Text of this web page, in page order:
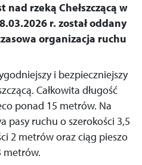
rzeką Chełszczącą w
r. został oddany
organizacja ruchu
i bezpieczniejszy
Całkowita długość
ponad 15 metrów. Na
pasy ruchu o szerokości 3,5
2 metrów oraz ciąg pieszo
metrów.